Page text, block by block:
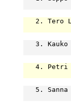
3.
4.
5. Sanna